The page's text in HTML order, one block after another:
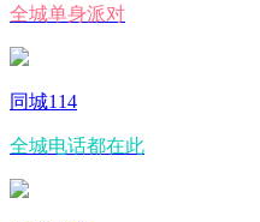
全城单身派对
同城114
全城电话都在此